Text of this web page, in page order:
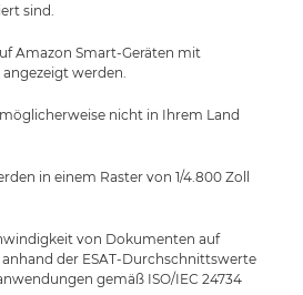
sind.
Amazon Smart-Geräten mit
werden.
nicht in Ihrem Land
in einem Raster von 1/4.800 Zoll
von Dokumenten auf
der ESAT-Durchschnittswerte
gemäß ISO/IEC 24734